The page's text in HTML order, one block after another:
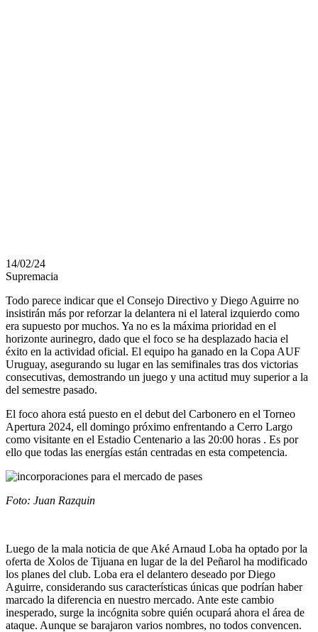
14/02/24
Supremacia
Todo parece indicar que el Consejo Directivo y Diego Aguirre no
insistirán más por reforzar la delantera ni el lateral izquierdo como
era supuesto por muchos. Ya no es la máxima prioridad en el
horizonte aurinegro, dado que el foco se ha desplazado hacia el
éxito en la actividad oficial. El equipo ha ganado en la Copa AUF
Uruguay, asegurando su lugar en las semifinales tras dos victorias
consecutivas, demostrando un juego y una actitud muy superior a la
del semestre pasado.
El foco ahora está puesto en el debut del Carbonero en el Torneo
Apertura 2024, ell domingo próximo enfrentando a Cerro Largo
como visitante en el Estadio Centenario a las 20:00 horas . Es por
ello que todas las energías están centradas en esta competencia.
Foto: Juan Razquin
Luego de la mala noticia de que Aké Arnaud Loba ha optado por la
oferta de Xolos de Tijuana en lugar de la del Peñarol ha modificado
los planes del club. Loba era el delantero deseado por Diego
Aguirre, considerando sus características únicas que podrían haber
marcado la diferencia en nuestro mercado. Ante este cambio
inesperado, surge la incógnita sobre quién ocupará ahora el área de
ataque. Aunque se barajaron varios nombres, no todos convencen.